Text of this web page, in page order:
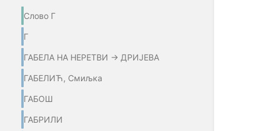
Слово Г
Г
ГАБЕЛА НА НЕРЕТВИ → ДРИЈЕВА
ГАБЕЛИЋ, Смиљка
ГАБОШ
ГАБРИЛИ